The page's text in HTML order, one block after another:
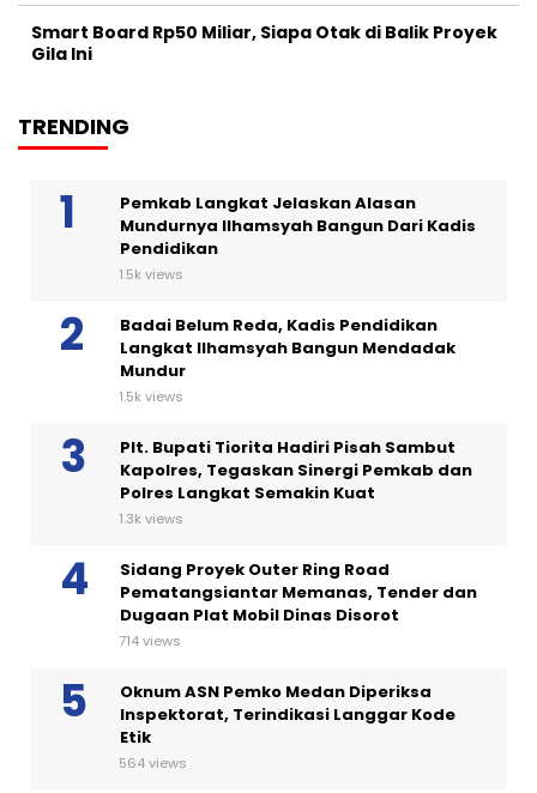
Smart Board Rp50 Miliar, Siapa Otak di Balik Proyek
Gila Ini
TRENDING
Pemkab Langkat Jelaskan Alasan
Mundurnya Ilhamsyah Bangun Dari Kadis
Pendidikan
1.5k views
Badai Belum Reda, Kadis Pendidikan
Langkat Ilhamsyah Bangun Mendadak
Mundur
1.5k views
Plt. Bupati Tiorita Hadiri Pisah Sambut
Kapolres, Tegaskan Sinergi Pemkab dan
Polres Langkat Semakin Kuat
1.3k views
Sidang Proyek Outer Ring Road
Pematangsiantar Memanas, Tender dan
Dugaan Plat Mobil Dinas Disorot
714 views
Oknum ASN Pemko Medan Diperiksa
Inspektorat, Terindikasi Langgar Kode
Etik
564 views